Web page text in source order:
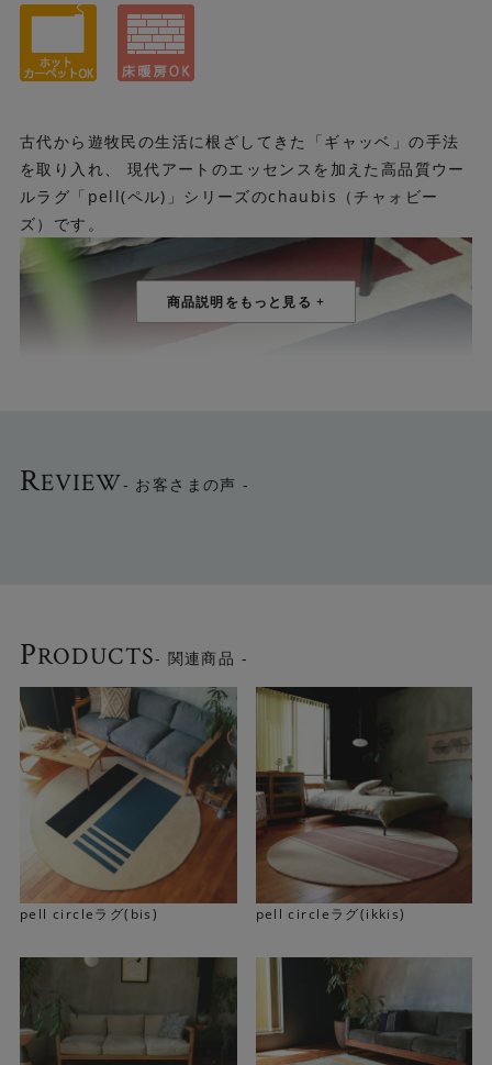
古代から遊牧民の生活に根ざしてきた「ギャッベ」の手法
を取り入れ、 現代アートのエッセンスを加えた高品質ウー
ルラグ「pell(ペル)」シリーズのchaubis（チャォビー
ズ）です。
「pellシリーズ」の魅力について、詳細はこちらからご覧
いただけます
「pellシリーズの魅力に
ついて」はこちら▶
REVIEW- お客さまの声 -
PRODUCTS- 関連商品 -
pell circleラグ(bis) pell circleラグ(ikkis)